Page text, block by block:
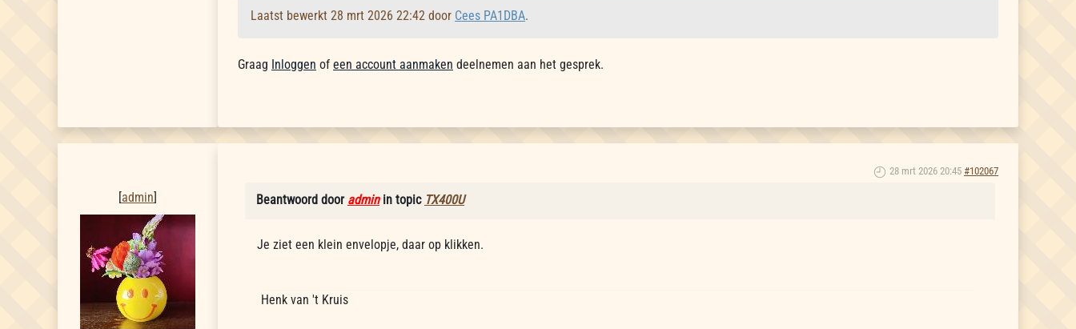
Laatst bewerkt 28 mrt 2026 22:42 door Cees PA1DBA.
Graag Inloggen of een account aanmaken deelnemen aan het gesprek.
[admin]
28 mrt 2026 20:45 #102067
Beantwoord door adminin topic TX400U
Je ziet een klein envelopje, daar op klikken.
Henk van 't Kruis